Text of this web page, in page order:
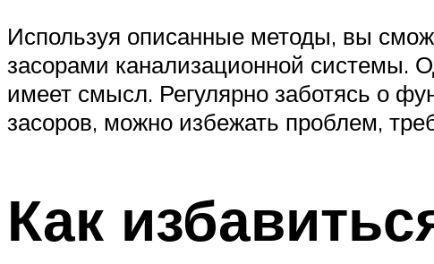
Используя описанные методы, вы
засорами канализационной системы.
имеет смысл. Регулярно заботясь о
засоров, можно избежать проблем,
Как